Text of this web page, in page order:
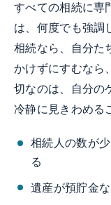
すべての相続に専
は、何度でも強調
相続なら、自分た
かけずにすむなら
切なのは、自分の
冷静に見きわめる
相続人の数が
る
遺産が預貯金